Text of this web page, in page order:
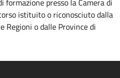
formazione presso la Camera di
istituito o riconosciuto dalla
Regioni o dalle Province di